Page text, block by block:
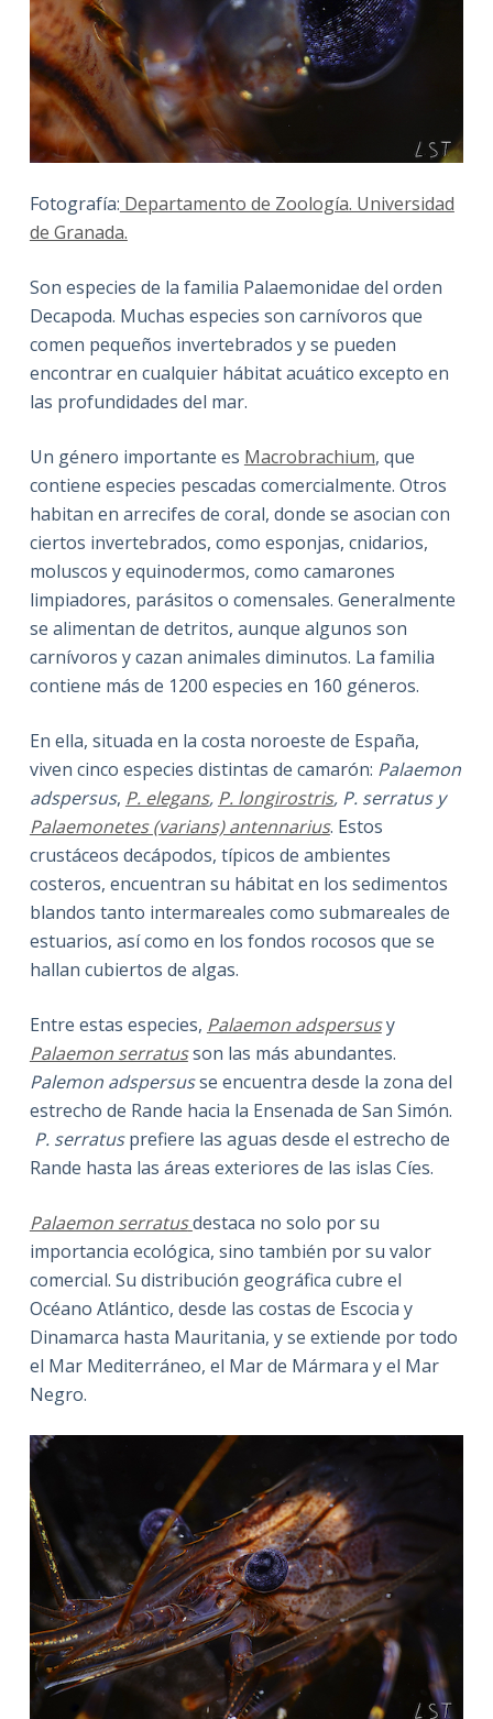
Fotografía: Departamento de Zoología. Universidad
de Granada.
Son especies de la familia Palaemonidae del orden
Decapoda. Muchas especies son carnívoros que
comen pequeños invertebrados y se pueden
encontrar en cualquier hábitat acuático excepto en
las profundidades del mar.
Un género importante es Macrobrachium, que
contiene especies pescadas comercialmente. Otros
habitan en arrecifes de coral, donde se asocian con
ciertos invertebrados, como esponjas, cnidarios,
moluscos y equinodermos, como camarones
limpiadores, parásitos o comensales. Generalmente
se alimentan de detritos, aunque algunos son
carnívoros y cazan animales diminutos. La familia
contiene más de 1200 especies en 160 géneros.
En ella, situada en la costa noroeste de España,
viven cinco especies distintas de camarón: Palaemon
adspersus, P. elegans, P. longirostris, P. serratus y
Palaemonetes (varians) antennarius. Estos
crustáceos decápodos, típicos de ambientes
costeros, encuentran su hábitat en los sedimentos
blandos tanto intermareales como submareales de
estuarios, así como en los fondos rocosos que se
hallan cubiertos de algas.
Entre estas especies, Palaemon adspersusy
Palaemon serratusson las más abundantes.
Palemon adspersusse encuentra desde la zona del
estrecho de Rande hacia la Ensenada de San Simón.
P. serratusprefiere las aguas desde el estrecho de
Rande hasta las áreas exteriores de las islas Cíes.
Palaemon serratusdestaca no solo por su
importancia ecológica, sino también por su valor
comercial. Su distribución geográfica cubre el
Océano Atlántico, desde las costas de Escocia y
Dinamarca hasta Mauritania, y se extiende por todo
el Mar Mediterráneo, el Mar de Mármara y el Mar
Negro.